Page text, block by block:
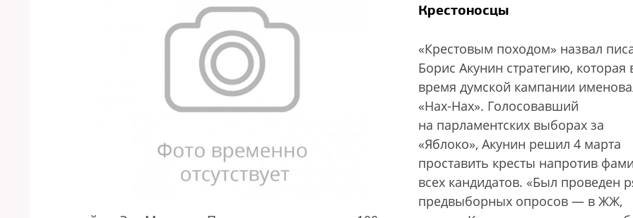
Крестоносцы
«Крестовым походом» назвал
Борис Акунин стратегию, которая
время думской кампании
«Нах-Нах». Голосовавший
на парламентских выборах за
«Яблоко», Акунин решил 4 марта
проставить кресты напротив
всех кандидатов. «Был проведен
предвыборных опросов — в ЖЖ,